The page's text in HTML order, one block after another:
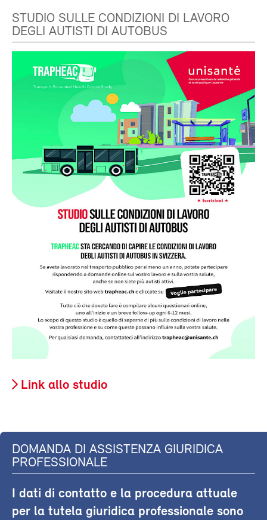
STUDIO SULLE CONDIZIONI DI LAVORO
DEGLI AUTISTI DI AUTOBUS
Link allo studio
DOMANDA DI ASSISTENZA GIURIDICA
PROFESSIONALE
I dati di contatto e la procedura attuale
per la tutela giuridica professionale sono